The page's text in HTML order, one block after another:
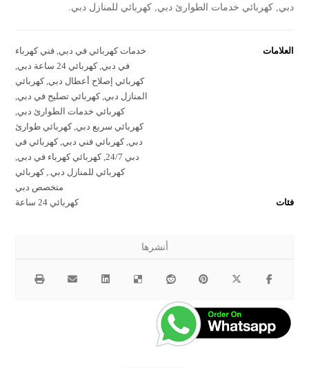
دبي, كهربائي خدمات الطوارئ دبي, كهربائي للمنازل دبي.
العلامات خدمات كهربائي في دبي, فني كهرباء
في دبي, كهربائي 24 ساعة دبي
,
كهربائي إصلاح أعطال دبي, كهربائي
المنازل دبي, كهربائي تصليح في دبي,
كهربائي خدمات الطوارئ دبي,
كهربائي سريع دبي, كهربائي طوارئ
دبي, كهربائي فني دبي, كهربائي في
دبي 24/7
, كهربائي كهرباء في دبي,
كهربائي للمنازل دبي., كهربائي
متخصص دبي
فئات
كهربائي 24 ساعة